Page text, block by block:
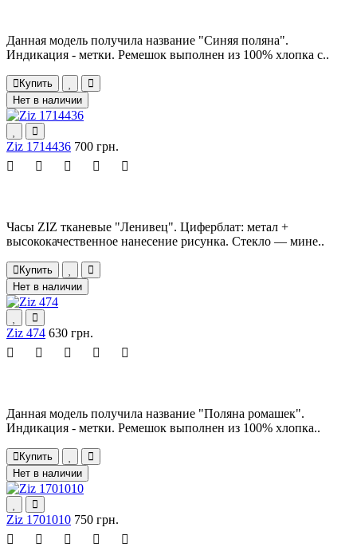
Данная модель получила название "Синяя поляна".
Индикация - метки. Ремешок выполнен из 100% хлопка с..
Купить
Нет в наличии
Ziz 1714436 700 грн.
Часы ZIZ тканевые "Ленивец". Циферблат: метал +
высококачественное нанесение рисунка. Стекло — мине..
Купить
Нет в наличии
Ziz 474 630 грн.
Данная модель получила название "Поляна ромашек".
Индикация - метки. Ремешок выполнен из 100% хлопка..
Купить
Нет в наличии
Ziz 1701010 750 грн.